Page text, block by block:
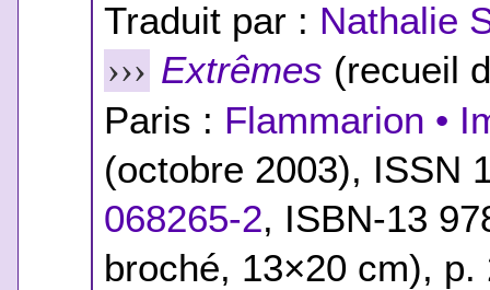
Traduit par : Nathalie
››› Extrêmes (recueil
Paris : Flammarion •
(octobre 2003), ISSN
068265-2, ISBN-13
broché, 13×20 cm), p.